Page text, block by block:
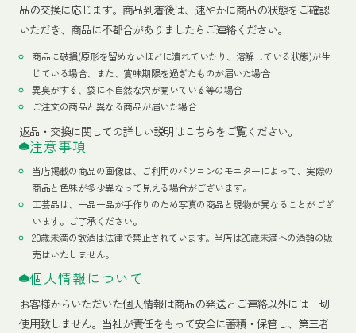
品の交換に応じます。商品到着後は、速やかに商品の状態をご確認
いただき、商品に不都合がありましたらご連絡ください。
商品に破損(原形を留めないほどに潰れていたり、溶解している状態)が生
じている場合、また、賞味期限を過ぎたものが届いた場合
異臭がする、袋に不自然な穴が開いている等の場合
ご注文の商品と異なる商品が届いた場合
返品・交換に関しての詳しい説明はこちらをご覧ください。
注意事項
当店掲載の商品の画像は、ご利用のパソコンのモニターによって、実際の
商品と色味が多少異なって見える場合がございます。
工芸品は、一品一品が手作りのため写真の商品と現物が異なることがござ
います。ご了承ください。
20歳未満の飲酒は法律で禁止されています。当店は20歳未満への酒類の販
売はいたしません。
個人情報について
お客様からいただいた個人情報は商品の発送とご連絡以外には一切
使用致しません。当社が責任をもって安全に蓄積・保管し、第三者